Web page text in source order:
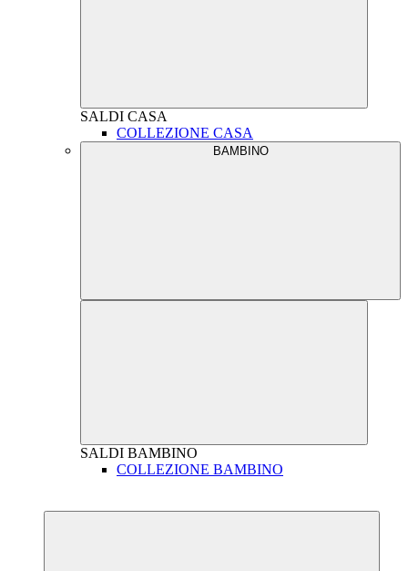
SALDI CASA
COLLEZIONE CASA
BAMBINO
SALDI BAMBINO
COLLEZIONE BAMBINO